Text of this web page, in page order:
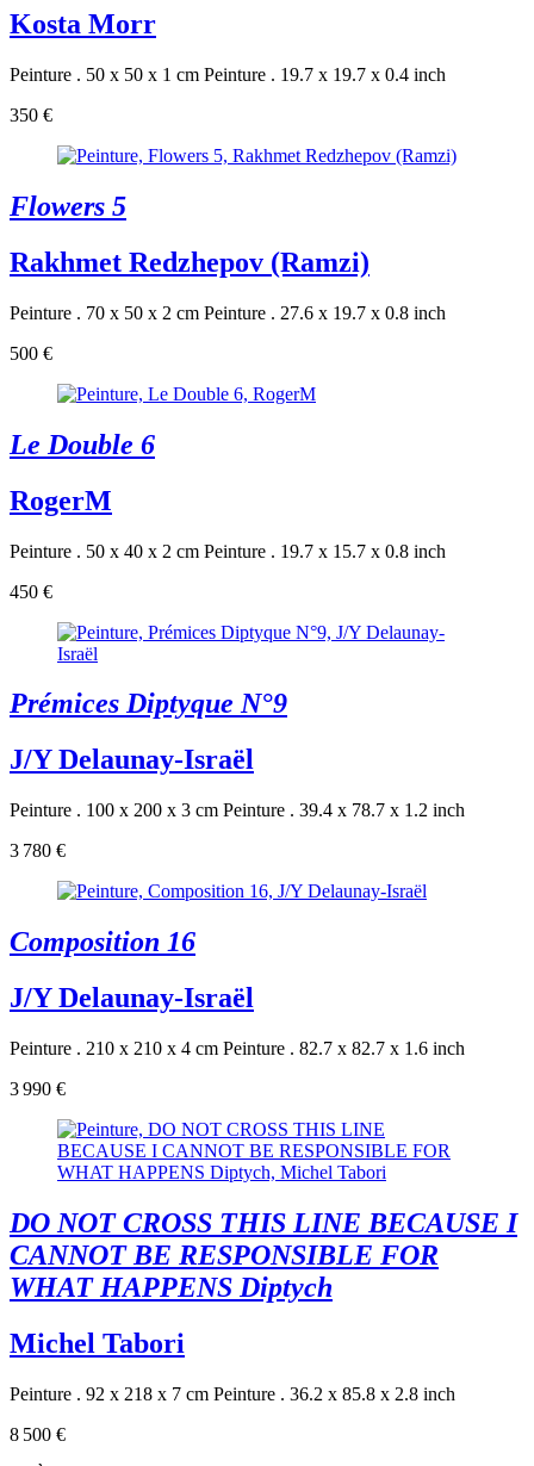
Kosta Morr
Peinture . 50 x 50 x 1 cm Peinture . 19.7 x 19.7 x 0.4 inch
350 €
Flowers 5
Rakhmet Redzhepov (Ramzi)
Peinture . 70 x 50 x 2 cm Peinture . 27.6 x 19.7 x 0.8 inch
500 €
Le Double 6
RogerM
Peinture . 50 x 40 x 2 cm Peinture . 19.7 x 15.7 x 0.8 inch
450 €
Prémices Diptyque N°9
J/Y Delaunay-Israël
Peinture . 100 x 200 x 3 cm Peinture . 39.4 x 78.7 x 1.2 inch
3 780 €
Composition 16
J/Y Delaunay-Israël
Peinture . 210 x 210 x 4 cm Peinture . 82.7 x 82.7 x 1.6 inch
3 990 €
DO NOT CROSS THIS LINE BECAUSE I
CANNOT BE RESPONSIBLE FOR
WHAT HAPPENS Diptych
Michel Tabori
Peinture . 92 x 218 x 7 cm Peinture . 36.2 x 85.8 x 2.8 inch
8 500 €